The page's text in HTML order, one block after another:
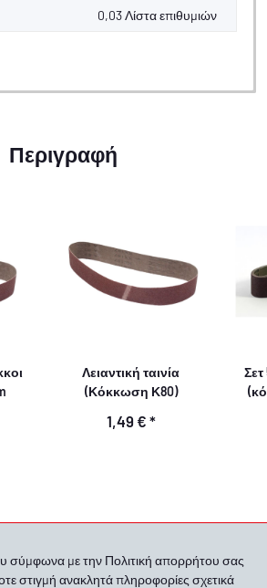
0,03Λίστα επιθυμιών
Περιγραφή
Λειαντική ταινία
(Κόκκωση Κ80)
1,49 € *
Σετ
σύμφωνα με την Πολιτική απορρήτου σας
στιγμή ανακλητά πληροφορίες σχετικά